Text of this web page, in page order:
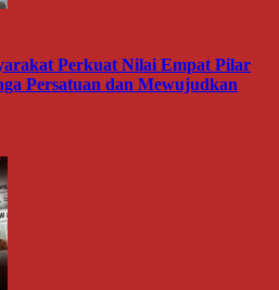
Perkuat Nilai Empat Pilar
Persatuan dan Mewujudkan